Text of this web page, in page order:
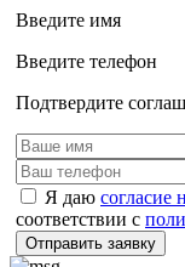
Введите имя
Введите телефон
Подтвердите
Я даю согласие
соответствии с
Отправить заявку